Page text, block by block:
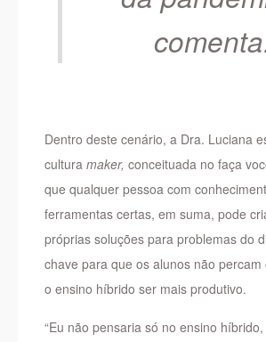
Dentro deste cenário, a Dra. Luciana
culturamaker, conceituada no faça
que qualquer pessoa com
ferramentas certas, em suma, pode
próprias soluções para problemas do
chave para que os alunos não percam
o ensino híbrido ser mais produtivo.
“Eu não pensaria só no ensino